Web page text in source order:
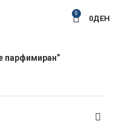
0
0ДЕН
парфимиран”